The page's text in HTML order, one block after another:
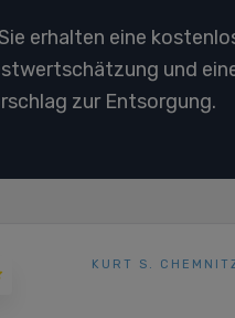
erhalten eine
und
zur Entsorgung.
KURT S.